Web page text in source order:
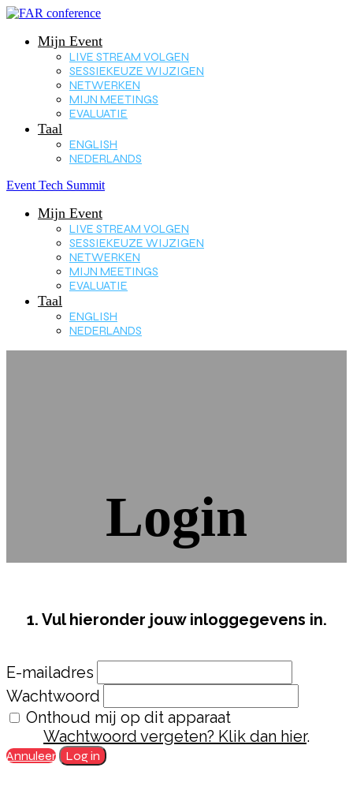
Mijn Event
LIVE STREAM VOLGEN
SESSIEKEUZE WIJZIGEN
NETWERKEN
MIJN MEETINGS
EVALUATIE
Taal
ENGLISH
NEDERLANDS
Event Tech Summit
Mijn Event
LIVE STREAM VOLGEN
SESSIEKEUZE WIJZIGEN
NETWERKEN
MIJN MEETINGS
EVALUATIE
Taal
ENGLISH
NEDERLANDS
Login
1. Vul hieronder jouw inloggegevens in.
E-mailadres
Wachtwoord
Onthoud mij op dit apparaat
Wachtwoord vergeten? Klik dan hier.
Annuleer Log in